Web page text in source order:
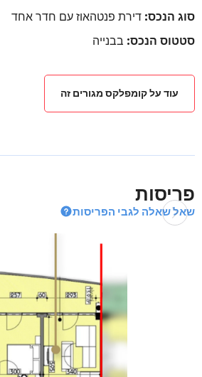
סוג הנכס: דירת פנטהאוז עם חדר אחד
סטטוס הנכס: בבנייה
עוד על קומפלקס מגורים זה
פריסות
שאל שאלה לגבי הפריסות